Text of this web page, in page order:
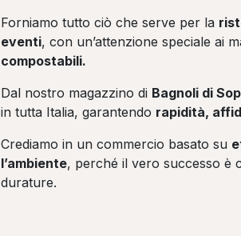
Forniamo tutto ciò che serve per la
eventi, con un’attenzione speciale ai
compostabili.
Dal nostro magazzino di Bagnoli di
in tutta Italia, garantendo rapidità,
Crediamo in un commercio basato su
l’ambiente, perché il vero successo è
durature.